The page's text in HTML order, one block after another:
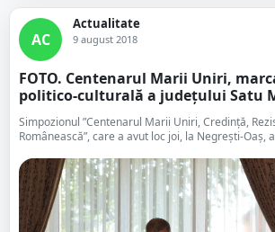
AC
Actualitate
9 august 2018
FOTO. Centenarul Marii Uniri,
politico-culturală a județului Satu
Simpozionul ”Centenarul Marii Uniri, Credință,
Românească”, care a avut loc joi, la Negrești-Oaș,